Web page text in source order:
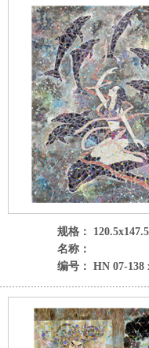
规格：
名称：
编号： HN 07-138